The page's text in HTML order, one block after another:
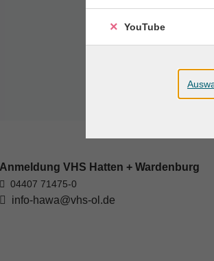
Anmeldung VHS Hatten + Wardenburg
04407 71475-0
info-hawa@vhs-ol.de
YouTube